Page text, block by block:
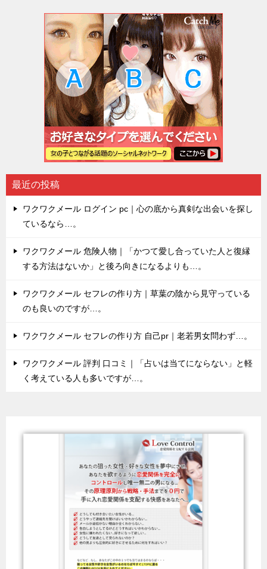
最近の投稿
ワクワクメール ログイン pc｜心の底から真剣な出会いを探し
ているなら…。
ワクワクメール 危険人物｜「かつて愛し合っていた人と復縁
する方法はないか」と後ろ向きになるよりも…。
ワクワクメール セフレの作り方｜草葉の陰から見守っている
のも良いのですが…。
ワクワクメール セフレの作り方 自己pr｜老若男女問わず…。
ワクワクメール 評判 口コミ｜「占いは当てにならない」と軽
く考えている人も多いですが…。